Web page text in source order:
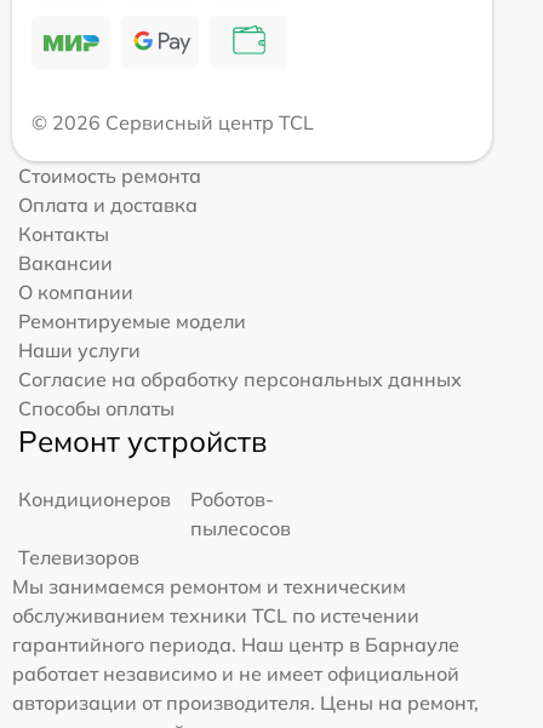
© 2026 Сервисный центр TCL
Стоимость ремонта
Оплата и доставка
Контакты
Вакансии
О компании
Ремонтируемые модели
Наши услуги
Согласие на обработку персональных данных
Способы оплаты
Ремонт устройств
Кондиционеров
Роботов-
пылесосов
Телевизоров
Мы занимаемся ремонтом и техническим
обслуживанием техники TCL по истечении
гарантийного периода. Наш центр в Барнауле
работает независимо и не имеет официальной
авторизации от производителя. Цены на ремонт,